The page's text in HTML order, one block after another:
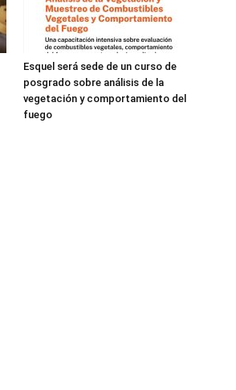
Esquel será sede de un curso de
posgrado sobre análisis de la
vegetación y comportamiento del
fuego